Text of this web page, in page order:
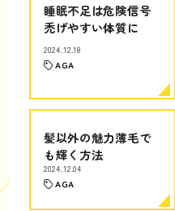
睡眠不足は危険信号
禿げやすい体質に
2024.12.18
AGA
髪以外の魅力薄毛で
も輝く方法
2024.12.04
AGA